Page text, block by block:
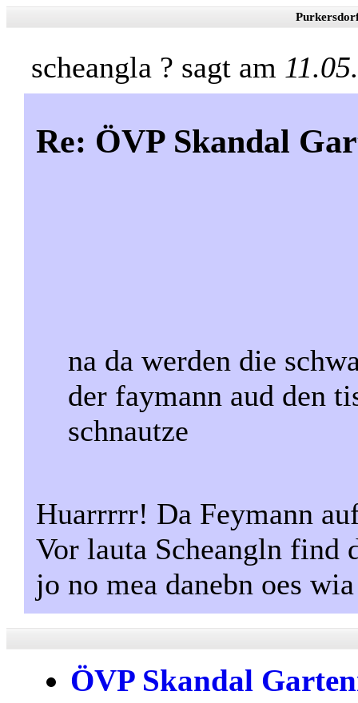
scheangla ? sagt am
Re: ÖVP Skandal
na da werden die
der faymann aud den
schnautze
Huarrrrr! Da Feymann
Vor lauta Scheangln find
jo no mea danebn oes
ÖVP Skandal